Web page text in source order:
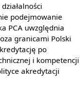
podejmowanie
PCA uwzględnia
granicami Polski
po
i kompetencji
akredytacji